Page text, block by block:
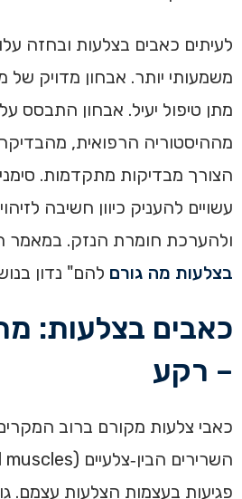
לעיתים כאבים בצלעות ובחזה
משמעותי יותר. אבחון מדויק
מתן טיפול יעיל. אבחון התבסס
מההיסטוריה הרפואית,
הצורך מבדיקות מתקדמות. סימנים
עשויים להעניק כיוון חשיבה
ולהערכת חומרת הנזק. במאמר
בצלעות מה גורם להם" נדון
כאבים בצלעות:
– רקע
כאבי צלעות מקורם ברוב
פגיעות בעצמות הצלעות עצמם.